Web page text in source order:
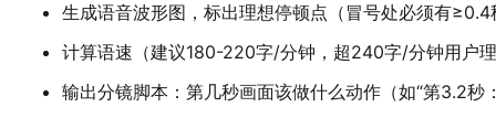
生成语音波形图，标出理想停顿点（冒号处必须有≥0.4
计算语速（建议180-220字/分钟，超240字/分钟用户
输出分镜脚本：第几秒画面该做什么动作（如“第3.2秒